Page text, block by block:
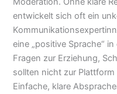
entwickelt sich oft ein
eine „positive Sprache“
Fragen zur Erziehung,
sollten nicht zur
Einfache, klare